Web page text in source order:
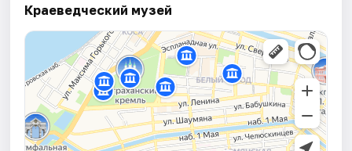
Краеведческий музей